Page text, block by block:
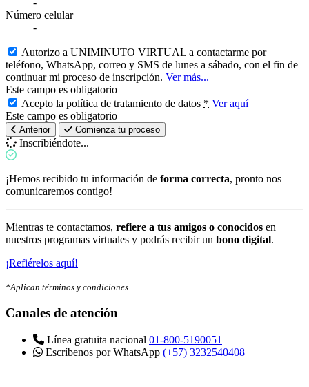
Número celular
-
Autorizo a UNIMINUTO VIRTUAL a contactarme por
teléfono, WhatsApp, correo y SMS de lunes a sábado, con el fin de
continuar mi proceso de inscripción. Ver más...
Este campo es obligatorio
Acepto la política de tratamiento de datos * Ver aquí
Este campo es obligatorio
Anterior Comienza tu proceso
Inscribiéndote...
¡Hemos recibido tu información de forma correcta, pronto nos
comunicaremos contigo!
Mientras te contactamos, refiere a tus amigos o conocidos en
nuestros programas virtuales y podrás recibir un bono digital.
¡Refiérelos aquí!
*Aplican términos y condiciones
Canales de atención
Línea gratuita nacional 01-800-5190051
Escríbenos por WhatsApp (+57) 3232540408